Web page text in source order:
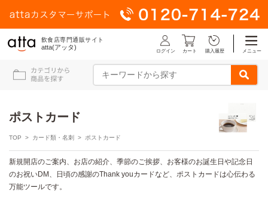
飲食店専門通販サイト
atta(アッタ) ログイン カート 購入履歴 メニュー
ポストカード
TOP > カード類・名刺 > ポストカード
新規開店のご案内、お店の紹介、季節のご挨拶、お客様のお誕生日や記念日
のお祝いDM、日頃の感謝のThank youカードなど、ポストカードは心伝わる
万能ツールです。